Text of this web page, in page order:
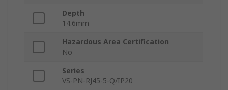
Depth
14.6mm
Hazardous Area Certification
No
Series
VS-PN-RJ45-5-Q/IP20